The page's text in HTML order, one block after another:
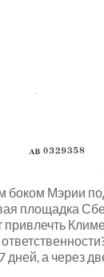
боком Мэрии
площадка
дней, а через